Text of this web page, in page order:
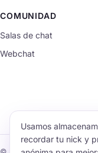
COMUNIDAD
Salas de chat
Webchat
Usamos
recordar tu nick y